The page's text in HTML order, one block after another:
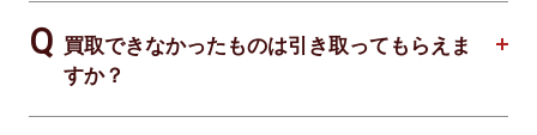
買取できなかったものは引き取ってもらえま
すか？